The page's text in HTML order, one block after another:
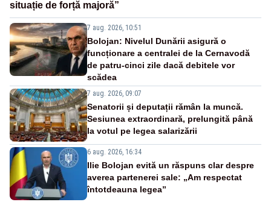
situație de forță majoră”
7 aug. 2026, 10:51
Bolojan: Nivelul Dunării asigură o
funcționare a centralei de la Cernavodă
de patru-cinci zile dacă debitele vor
scădea
7 aug. 2026, 09:07
Senatorii și deputații rămân la muncă.
Sesiunea extraordinară, prelungită până
la votul pe legea salarizării
6 aug. 2026, 16:34
Ilie Bolojan evită un răspuns clar despre
averea partenerei sale: „Am respectat
întotdeauna legea”